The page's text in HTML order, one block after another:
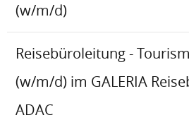
(w/m/d)
Reisebüroleitung -
(w/m/d) im GALERIA
ADAC